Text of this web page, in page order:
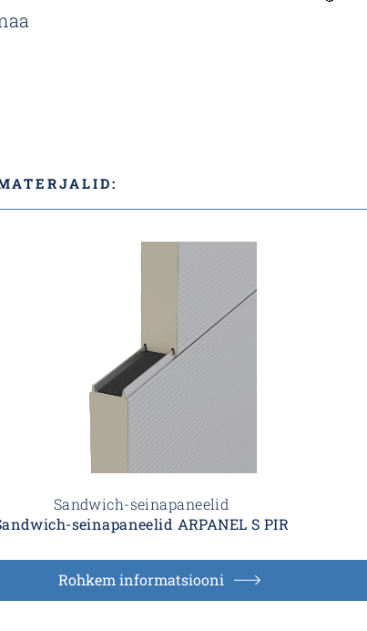
Sandwich-seinapaneelid
seinapaneelid ARPANEL S PIR
Rohkem informatsiooni